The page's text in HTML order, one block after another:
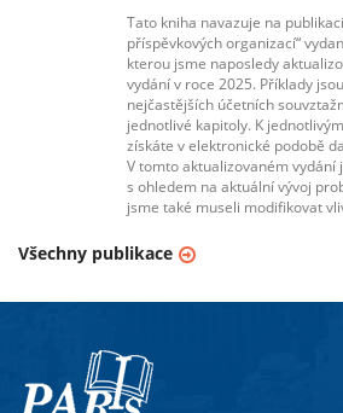
Tato kniha navazuje na
příspěvkových organizací“
kterou jsme naposledy
vydání v roce 2025. Příklady
nejčastějších účetních
jednotlivé kapitoly. K
získáte v elektronické podobě
V tomto aktualizovaném
s ohledem na aktuální vývoj
jsme také museli modifikovat
Všechny publikace